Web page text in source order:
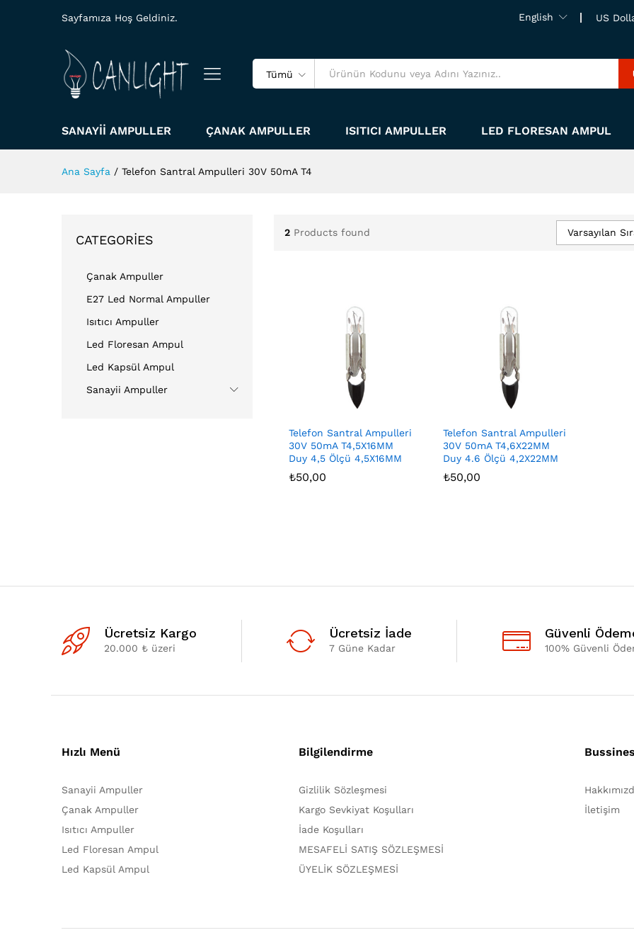
Sayfamıza Hoş Geldiniz. English US
Tümü
SANAYII AMPULLER ÇANAK AMPULLER ISITICI AMPULLER LED FLORESAN AMPUL
Ana Sayfa / Telefon Santral Ampulleri 30V 50mA T4
2 Products found Varsayılan
Telefon Santral Ampulleri
30V 50mA T4,5X16MM
Duy 4,5 Ölçü 4,5X16MM
₺50,00
₺50,00
Telefon Santral Ampulleri
30V 50mA T4,6X22MM
Duy 4.6 Ölçü 4,2X22MM
₺50,00
₺50,00
CATEGORIES
Çanak Ampuller
E27 Led Normal Ampuller
Isıtıcı Ampuller
Led Floresan Ampul
Led Kapsül Ampul
Sanayii Ampuller
Ücretsiz Kargo
20.000 ₺ üzeri
Ücretsiz İade
7 Güne Kadar
Güvenli
100% Güvenli
Hızlı Menü
Sanayii Ampuller
Çanak Ampuller
Isıtıcı Ampuller
Led Floresan Ampul
Led Kapsül Ampul
Bilgilendirme
Gizlilik Sözleşmesi
Kargo Sevkiyat Koşulları
İade Koşulları
MESAFELİ SATIŞ SÖZLEŞMESİ
ÜYELİK SÖZLEŞMESİ
İletişim